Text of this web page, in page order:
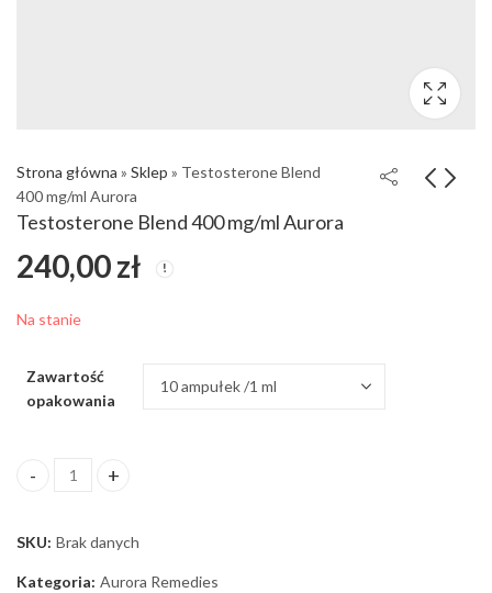
Strona główna » Sklep » Testosterone Blend
400 mg/ml Aurora
Testosterone Blend 400 mg/ml Aurora
240,00zł
Na stanie
Zawartość
opakowania
ilość Testosterone Blend 400 mg/ml Aurora
SKU: Brak danych
Kategoria: Aurora Remedies